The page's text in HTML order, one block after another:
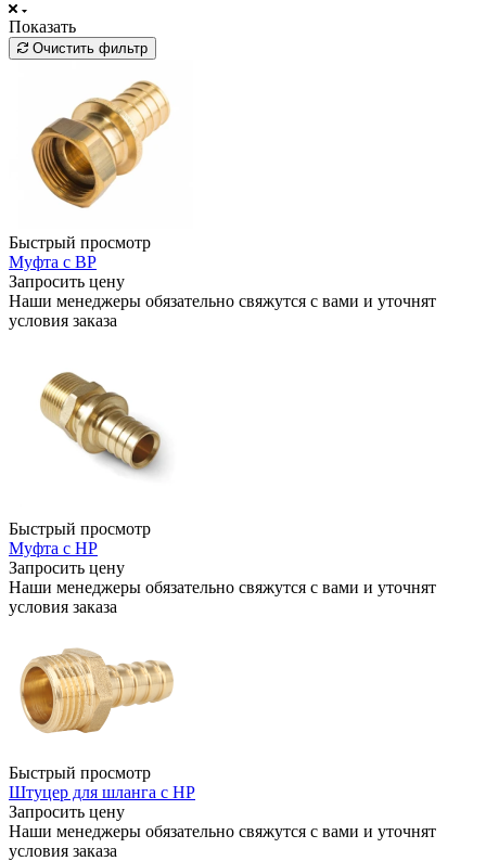
Показать
Очистить фильтр
Быстрый просмотр
Муфта с ВР
Запросить цену
Наши менеджеры обязательно свяжутся с вами и уточнят
условия заказа
Быстрый просмотр
Муфта с НР
Запросить цену
Наши менеджеры обязательно свяжутся с вами и уточнят
условия заказа
Быстрый просмотр
Штуцер для шланга c НР
Запросить цену
Наши менеджеры обязательно свяжутся с вами и уточнят
условия заказа